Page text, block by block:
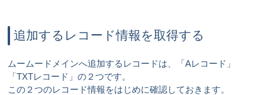
追加するレコード情報を取得する
ムームードメインへ追加するレコードは、「Aレコード」
「TXTレコード」の２つです。
この２つのレコード情報をはじめに確認しておきます。